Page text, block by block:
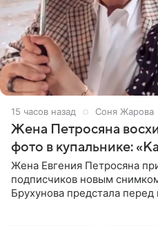
15 часов назад Соня Жарова
Жена Петросяна
фото в купальнике:
Жена Евгения Петросяна
подписчиков новым
Брухунова предстала